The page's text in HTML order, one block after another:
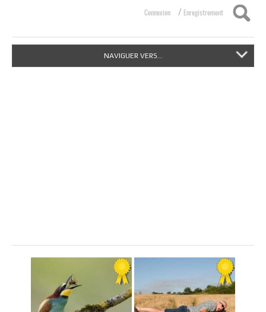
Connexion / Enregistrement
NAVIGUER VERS...